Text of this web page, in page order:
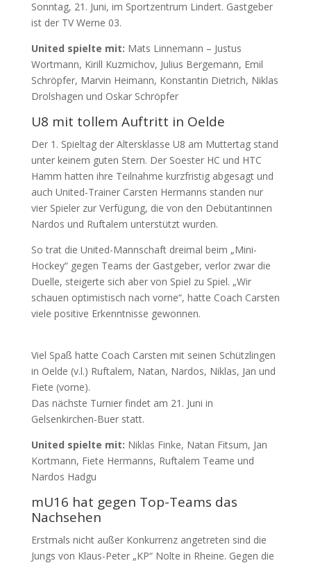
Sonntag, 21. Juni, im Sportzentrum Lindert. Gastgeber
ist der TV Werne 03.
United spielte mit: Mats Linnemann – Justus
Wortmann, Kirill Kuzmichov, Julius Bergemann, Emil
Schröpfer, Marvin Heimann, Konstantin Dietrich, Niklas
Drolshagen und Oskar Schröpfer
U8 mit tollem Auftritt in Oelde
Der 1. Spieltag der Altersklasse U8 am Muttertag stand
unter keinem guten Stern. Der Soester HC und HTC
Hamm hatten ihre Teilnahme kurzfristig abgesagt und
auch United-Trainer Carsten Hermanns standen nur
vier Spieler zur Verfügung, die von den Debütantinnen
Nardos und Ruftalem unterstützt wurden.
So trat die United-Mannschaft dreimal beim „Mini-
Hockey“ gegen Teams der Gastgeber, verlor zwar die
Duelle, steigerte sich aber von Spiel zu Spiel. „Wir
schauen optimistisch nach vorne“, hatte Coach Carsten
viele positive Erkenntnisse gewonnen.
Viel Spaß hatte Coach Carsten mit seinen Schützlingen
in Oelde (v.l.) Ruftalem, Natan, Nardos, Niklas, Jan und
Fiete (vorne).
Das nächste Turnier findet am 21. Juni in
Gelsenkirchen-Buer statt.
United spielte mit: Niklas Finke, Natan Fitsum, Jan
Kortmann, Fiete Hermanns, Ruftalem Teame und
Nardos Hadgu
mU16 hat gegen Top-Teams das
Nachsehen
Erstmals nicht außer Konkurrenz angetreten sind die
Jungs von Klaus-Peter „KP“ Nolte in Rheine. Gegen die